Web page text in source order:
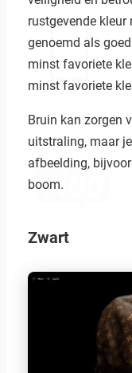
rustgevende
genoemd als
minst favoriete
minst favoriete
Bruin kan zorgen
uitstraling, maar
afbeelding,
boom.
Zwart